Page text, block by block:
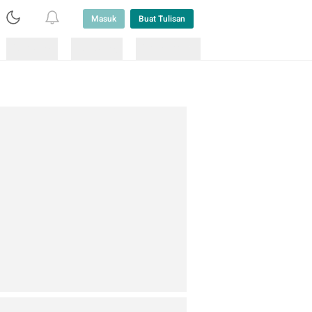
Masuk Buat Tulisan